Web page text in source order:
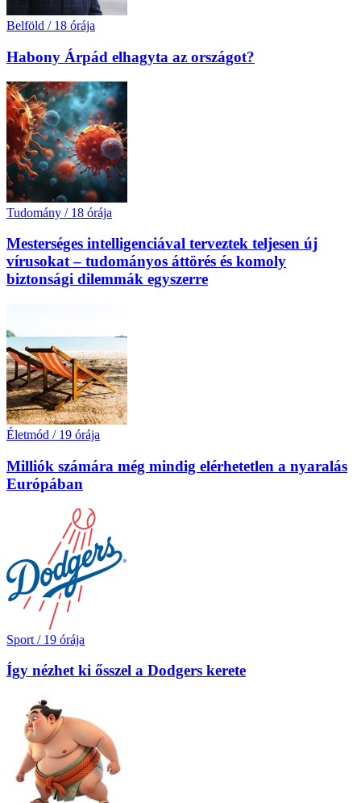
Belföld / 18 órája
Habony Árpád elhagyta az országot?
Tudomány / 18 órája
Mesterséges intelligenciával terveztek teljesen új
vírusokat – tudományos áttörés és komoly
biztonsági dilemmák egyszerre
Életmód / 19 órája
Milliók számára még mindig elérhetetlen a nyaralás
Európában
Sport / 19 órája
Így nézhet ki ősszel a Dodgers kerete